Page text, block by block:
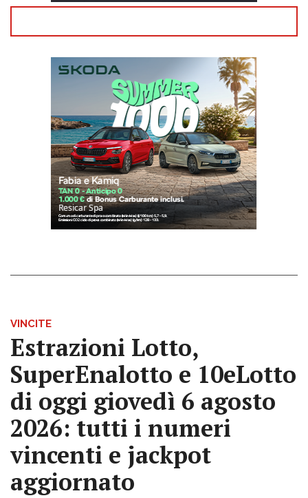
VINCITE
Estrazioni Lotto,
SuperEnalotto e 10eLotto
di oggi giovedì 6 agosto
2026: tutti i numeri
vincenti e jackpot
aggiornato